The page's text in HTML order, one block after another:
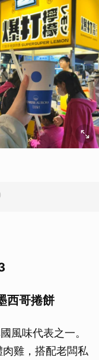
西哥捲餅
風味代表之一。
雞，搭配老闆私